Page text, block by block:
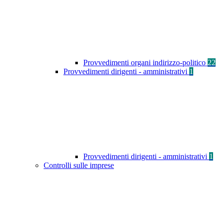
Provvedimenti organi indirizzo-politico 22
Provvedimenti dirigenti - amministrativi 1
Provvedimenti dirigenti - amministrativi 1
Controlli sulle imprese